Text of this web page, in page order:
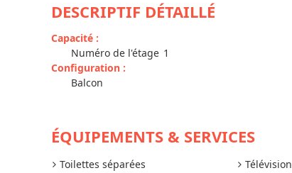
DESCRIPTIF DÉTAILLÉ
Capacité :
Numéro de l'étage 1
Configuration :
Balcon
ÉQUIPEMENTS & SERVICES
Toilettes séparées
Télévision